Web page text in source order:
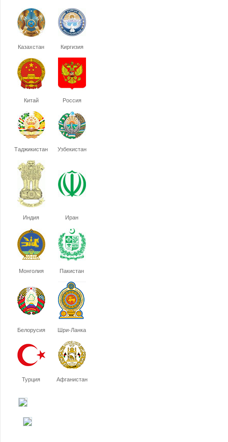
Казахстан Киргизия
Китай Россия
Таджикистан Узбекистан
Индия Иран
Монголия Пакистан
Белорусия Шри-Ланка
Турция Афганистан